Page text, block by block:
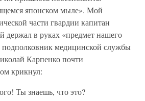
японском мыле». Мой
части гвардии капитан
держал в руках «предмет нашего
подполковник медицинской службы
Карпенко почти
крикнул:
Ты знаешь, что это?